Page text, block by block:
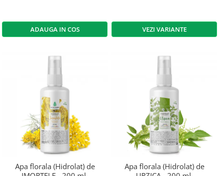
ADAUGA IN COS VEZI VARIANTE
Apa florala (Hidrolat) de
Apa florala (Hidrolat) de